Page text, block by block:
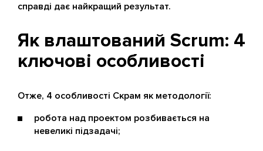
справді дає найкращий результат.
Як влаштований Scrum: 4
ключові особливості
Отже, 4 особливості Скрам як методології:
робота над проектом розбивається на
невеликі підзадачі;